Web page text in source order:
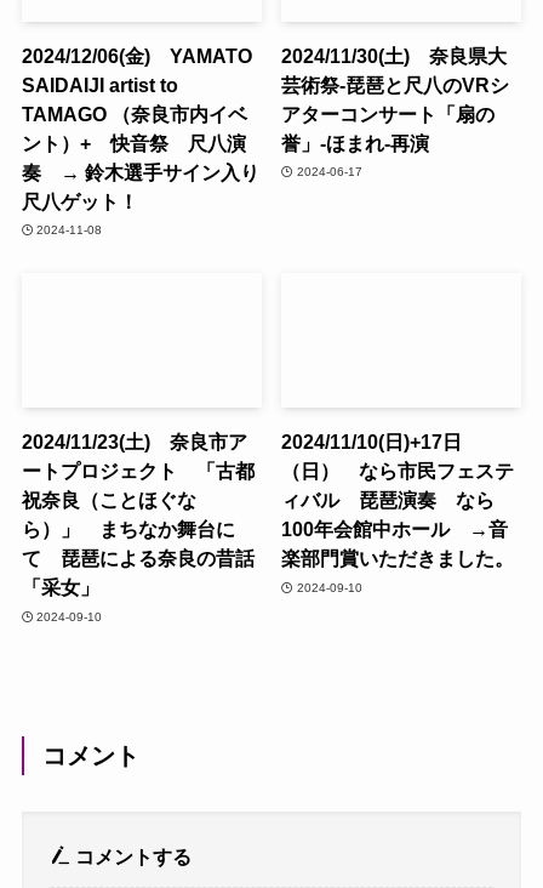
2024/12/06(金) YAMATO
SAIDAIJI artist to
TAMAGO （奈良市内イベ
ント）+ 快音祭 尺八演
奏 → 鈴木選手サイン入り
尺八ゲット！
2024-11-08
2024/11/30(土) 奈良県大
芸術祭-琵琶と尺八のVRシ
アターコンサート「扇の
誉」-ほまれ-再演
2024-06-17
2024/11/23(土) 奈良市ア
ートプロジェクト 「古都
祝奈良（ことほぐな
ら）」 まちなか舞台に
て 琵琶による奈良の昔話
「采女」
2024-09-10
2024/11/10(日)+17日
（日） なら市民フェステ
ィバル 琵琶演奏 なら
100年会館中ホール →音
楽部門賞いただきました。
2024-09-10
コメント
コメントする